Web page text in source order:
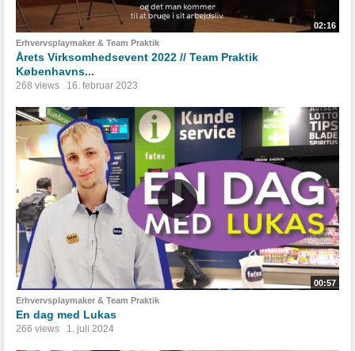
02:16
Erhvervsplaymaker & Team Praktik
Årets Virksomhedsevent 2022 // Team Praktik
Københavns...
268 views 16. februar 2023
00:57
Erhvervsplaymaker & Team Praktik
En dag med Lukas
266 views 1. juli 2024